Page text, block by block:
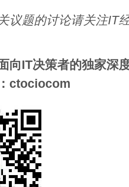
议题的讨论请关注IT
向IT决策者的独家深
ctociocom